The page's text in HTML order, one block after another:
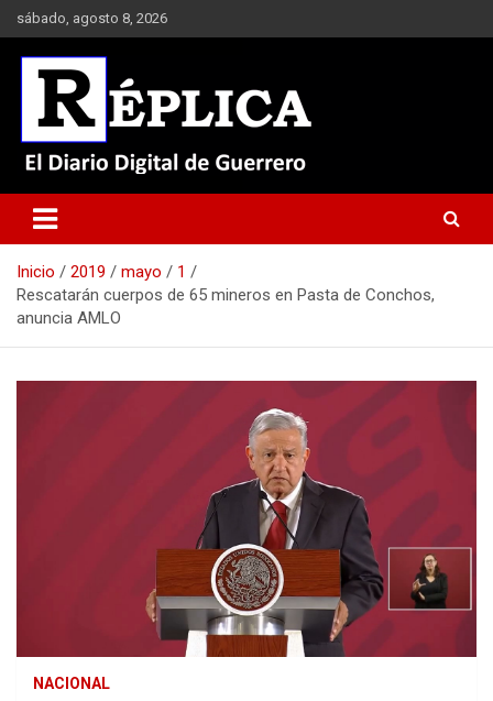
Saltar
al
contenido
sábado, agosto 8, 2026
Réplica
Inicio 2019 mayo
1
Rescatarán cuerpos de 65 mineros en Pasta de Conchos,
anuncia AMLO
NACIONAL